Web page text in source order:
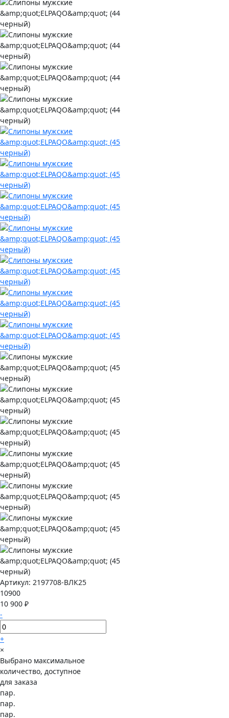
Артикул: 2197708-ВЛК25
10900
10 900 ₽
-
+
×
Выбрано максимальное
количество, доступное
для заказа
пар.
пар.
пар.